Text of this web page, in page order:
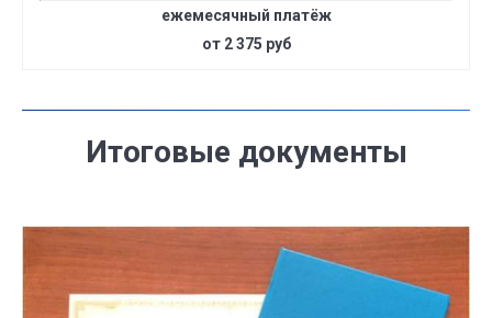
ежемесячный платёж
от 2 375 руб
Итоговые документы